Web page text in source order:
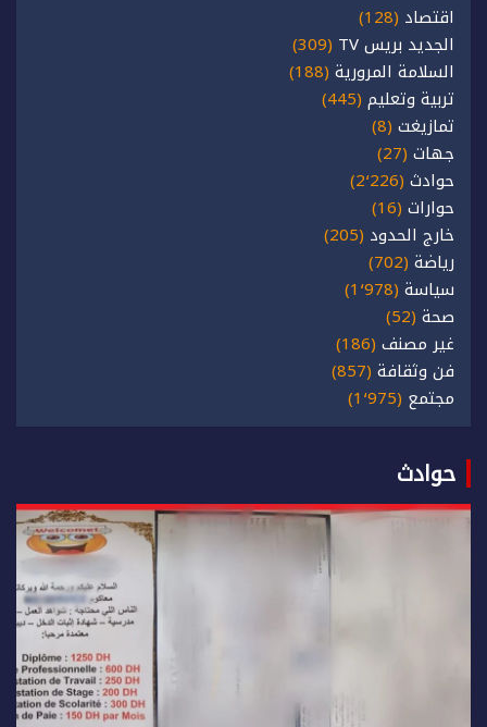
اقتصاد (128)
الجديد بريس TV
(309)
السلامة المرورية (188)
تربية وتعليم (445)
تمازيغت (8)
جهات (27)
حوادث (2٬226)
حوارات (16)
خارج الحدود (205)
رياضة (702)
سياسة (1٬978)
صحة (52)
غير مصنف (186)
فن وثقافة (857)
مجتمع (1٬975)
حوادث